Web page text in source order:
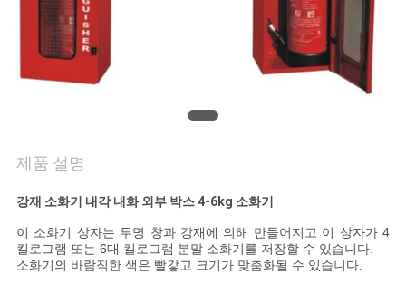
관
리
연
제품 설명
강재 소화기 내각 내화 외부 박스 4-6kg 소화기
이 소화기 상자는 투명 창과 강재에 의해 만들어지고 이 상자가 4
킬로그램 또는 6대 킬로그램 분말 소화기를 저장할 수 있습니다.
소화기의 바람직한 색은 빨갛고 크기가 맞춤화될 수 있습니다.